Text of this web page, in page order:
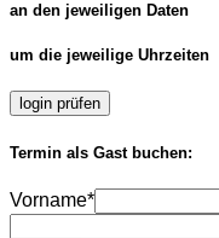
an den jeweiligen Daten
um die jeweilige Uhrzeiten
login prüfen
Termin als Gast buchen:
Vorname*